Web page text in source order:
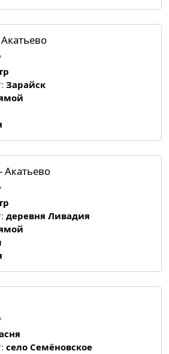
Зарайск
Акатьево
деревня Ливадия
село Семёновское